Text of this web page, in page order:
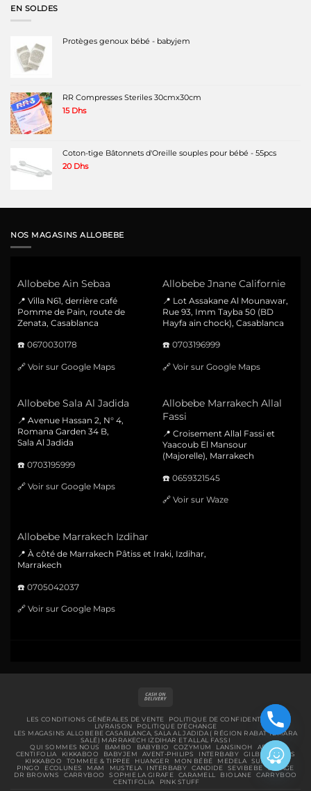
EN SOLDES
Protèges genoux bébé - babyjem
RR Compresses Steriles 30cmx30cm
15 Dhs
Coton-tige Bâtonnets d'Oreille souples pour bébé - 55pcs
20 Dhs
NOS MAGASINS ALLOBEBE
Allobebe Ain Sebaa
📍 Villa N61, derrière café
Pomme de Pain, route de
Zenata, Casablanca
☎️ 0670030178
🔗 Voir sur Google Maps
Allobebe Jnane Californie
📍 Lot Assakane Al Mounawar,
Rue 93, Imm Tayba 50 (BD
Hayfa ain chock), Casablanca
☎️ 0703196999
🔗 Voir sur Google Maps
Allobebe Sala Al Jadida
📍 Avenue Hassan 2, N° 4,
Romana Garden 34 B,
Sala Al Jadida
☎️ 0703195999
🔗 Voir sur Google Maps
Allobebe Marrakech Allal
Fassi
📍 Croisement Allal Fassi et
Yaacoub El Mansour
(Majorelle), Marrakech
☎️ 0659321545
🔗 Voir sur Waze
Allobebe Marrakech Izdihar
📍 À côté de Marrakech Pâtiss et Iraki, Izdihar,
Marrakech
☎️ 0705042037
🔗 Voir sur Google Maps
Delivery
LES CONDITIONS GÉNÉRALES DE VENTE
POLITIQUE DE CONFIDENTIALITÉ
LIVRAISON
POLITIQUE D’ÉCHANGE
LES MAGASINS ALLOBEBE CASABLANCA, SALA AL JADIDA ( RÉGION RABAT TEMARA
SALÉ) MARRAKECH IZDIHAR ET ALLAL FASSI
QUI SOMMES NOUS
BAMBO BABYBIO COZYMUM LANSINOH
ABENA
CENTIFOLIA
KIKKABOO BABYJEM AVENT-PHILIPS INTERBABY GILBERT
BIBS
KIKKABOO
TOMMEE & TIPPEE HUANGER MON BÉBÉ MEDELA
SUAVINEX
PINGO
ECOLUNES MAM MUSTELA INTERBABY CANDIDE SEVIBEBE
URIAGE
DR BROWNS
CARRYBOO SOPHIE LA GIRAFE CARAMELL BIOLANE
CARRYBOO
CENTIFOLIA
PINK STUFF